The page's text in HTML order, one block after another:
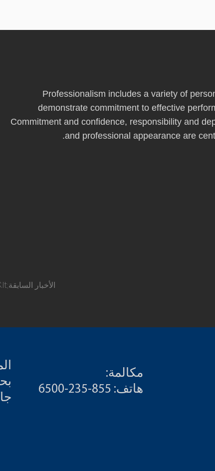
Professionalism includes a variety of
demonstrate commitment to effective
Commitment and confidence, responsibility and
and professional appearance are
&lt;الأخبار السابقة
مكالمة:
هاتف: 855-235-6500